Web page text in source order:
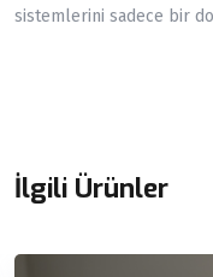
sistemlerini sadece bir
İlgili Ürünler